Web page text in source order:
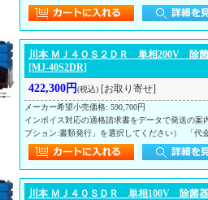
川本 ＭＪ４ＯＳ２ＤＲ 単相200V 除
[MJ-40S2DR]
422,300円(税込) [お取り寄せ]
メーカー希望小売価格: 590,700円
インボイス対応の適格請求書をデータで発送の
プション:書類発行」を選択してください） 「代
川本 ＭＪ４０ＳＤＲ 単相100V 除菌